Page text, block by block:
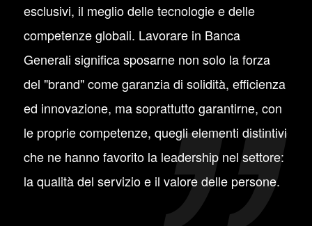
esclusivi, il meglio delle tecnologie e delle
competenze globali. Lavorare in Banca
Generali significa sposarne non solo la forza
del "brand" come garanzia di solidità, efficienza
ed innovazione, ma soprattutto garantirne, con
le proprie competenze, quegli elementi distintivi
che ne hanno favorito la leadership nel settore:
la qualità del servizio e il valore delle persone.